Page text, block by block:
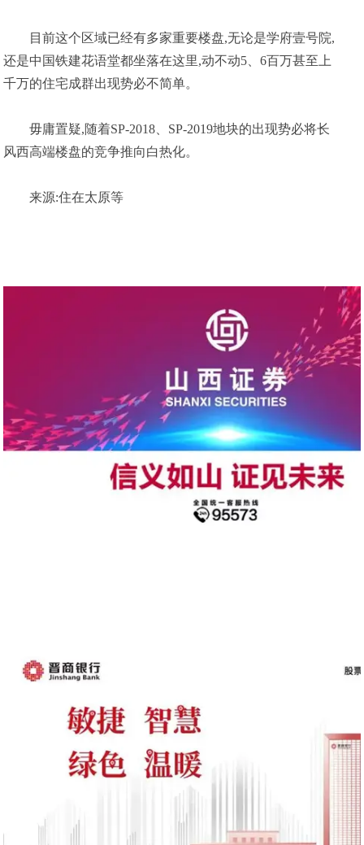
目前这个区域已经有多家重要楼盘,无论是学府壹号院,
还是中国铁建花语堂都坐落在这里,动不动5、6百万甚至上
千万的住宅成群出现势必不简单。
毋庸置疑,随着SP-2018、SP-2019地块的出现势必将长
风西高端楼盘的竞争推向白热化。
来源:住在太原等